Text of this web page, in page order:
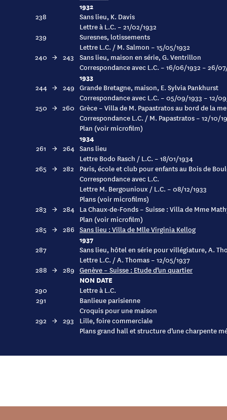
1932
238
Sans lieu, K. Davis
Lettre à L.C. – 21/02/1932
239
Suresnes, lotissements
Lettre L.C. / M. Salmon – 15/05/1932
240 → 243 Sans lieu, maison en série, G. Ventrillon
Correspondance avec L.C. – 16/06/1932 – 26/
1933
244 → 249 Grande Bretagne, maison, E. Sylvia Pankhurst
Correspondance avec L.C. – 05/09/1933 – 12/
250 → 260 Grèce – Villa de M. Papastratos au bord de la
Correspondance L.C. / M. Papastratos – 12/10/
Plan (voir microfilm)
1934
261 → 264 Sans lieu
Lettre Bodo Rasch / L.C. – 18/01/1934
265 → 282 Paris, école et club pour enfants au Bois de
Correspondance avec L.C.
Lettre M. Bergounioux / L.C. – 08/12/1933
Plans (voir microfilms)
283 → 284 La Chaux-de-Fonds – Suisse : Villa de Mme
Plan (voir microfilm)
285 → 286 Sans lieu : Villa de Mlle Virginia Kellog
1937
287
Sans lieu, hôtel en série pour villégiature, A.
Lettre L.C. / A. Thomas – 12/05/1937
288 → 289 Genève – Suisse : Etude d’un quartier
NON DATE
290
Lettre à L.C.
291
Banlieue parisienne
Croquis pour une maison
292 → 293
Lille, foire commerciale
Plans grand hall et structure d’une charpente